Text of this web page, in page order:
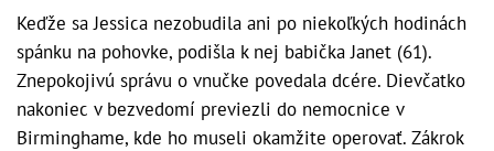
Keďže sa Jessica nezobudila ani po niekoľkých hodinách
spánku na pohovke, podišla k nej babička Janet (61).
Znepokojivú správu o vnučke povedala dcére. Dievčatko
nakoniec v bezvedomí previezli do nemocnice v
Birminghame, kde ho museli okamžite operovať. Zákrok